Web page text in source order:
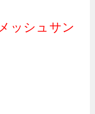
ッシュサン